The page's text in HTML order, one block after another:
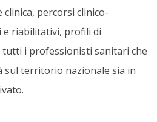
percorsi clinico-
e riabilitativi, profili di
tutti i professionisti sanitari che
territorio nazionale sia in